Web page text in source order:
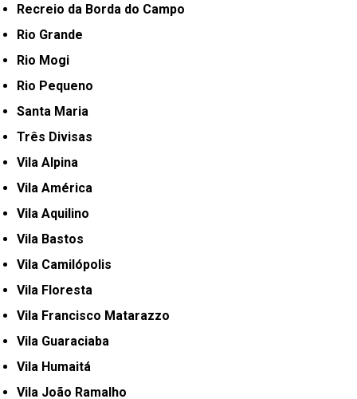
Recreio da Borda do Campo
Rio Grande
Rio Mogi
Rio Pequeno
Santa Maria
Três Divisas
Vila Alpina
Vila América
Vila Aquilino
Vila Bastos
Vila Camilópolis
Vila Floresta
Vila Francisco Matarazzo
Vila Guaraciaba
Vila Humaitá
Vila João Ramalho